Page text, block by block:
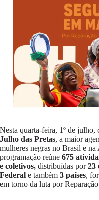
Nesta quarta-feira, 1º de julho,
Julho das Pretas, a maior
mulheres negras no Brasil e
programação reúne 675
e coletivos, distribuídas por23
Federal e também 3 países,
em torno da luta por